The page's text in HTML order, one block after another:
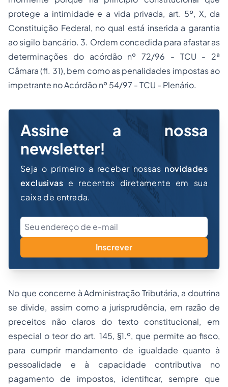
protege a intimidade e a vida privada, art. 5º, X, da
Constituição Federal, no qual está inserida a garantia
ao sigilo bancário. 3. Ordem concedida para afastar as
determinações do acórdão nº 72/96 - TCU - 2ª
Câmara (fl. 31), bem como as penalidades impostas ao
impetrante no Acórdão nº 54/97 - TCU - Plenário.
Assine a nossa
newsletter!
Seja o primeiro a receber nossas novidades
exclusivas e recentes diretamente em sua
caixa de entrada.
Inscrever
No que concerne à Administração Tributária, a doutrina
se divide, assim como a jurisprudência, em razão de
preceitos não claros do texto constitucional, em
especial o teor do art. 145, §1.º, que permite ao fisco,
para cumprir mandamento de igualdade quanto à
pessoalidade e à capacidade contributiva no
pagamento de impostos, identificar, sempre que